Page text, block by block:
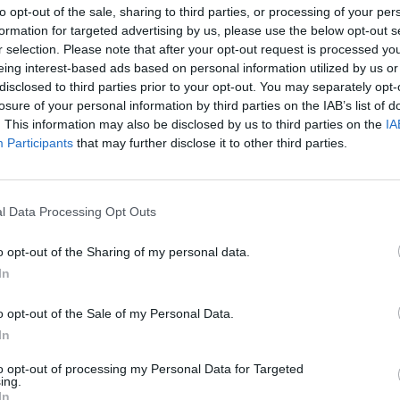
opt-out of the sale, sharing to third parties, or processing of your
for targeted advertising by us, please use the below opt-out
selection. Please note that after your opt-out request is processed
interest-based ads based on personal information utilized by us
to third parties prior to your opt-out. You may separately
of your personal information by third parties on the IAB’s list of
This information may also be disclosed by us to third parties on the
Participants that may further disclose it to other third parties.
Data Processing Opt Outs
opt-out of the Sharing of my personal data.
opt-out of the Sale of my Personal Data.
opt-out of processing my Personal Data for Targeted
do codziennej diety na 2 latawpływa na poziom
którzy codziennie zjadali około pół szklanki
o niskiej gęstości niż przed
niektórych osób zmniejszył się także poziom